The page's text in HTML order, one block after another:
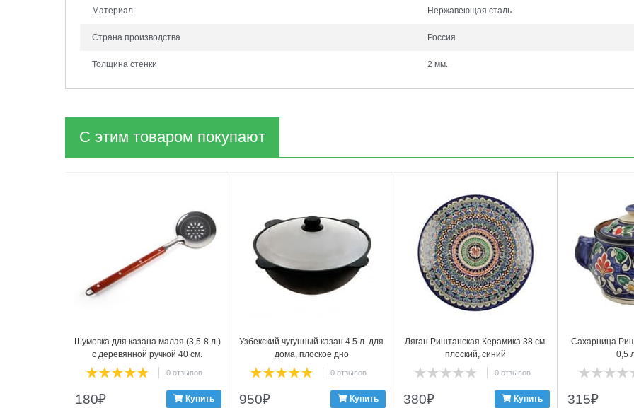
Материал Нержавеющая сталь
Страна производства Россия
Толщина стенки 2 мм.
С этим товаром покупают
Шумовка для казана малая (3,5-8 л.)
с деревянной ручкой 40 см.
0 отзывов
180₽ Купить
Узбекский чугунный казан 4.5 л. для
дома, плоское дно
0 отзывов
950₽ Купить
Ляган Риштанская Керамика 38 см.
плоский, синий
0 отзывов
380₽ Купить
Сахарница
0,5
315₽